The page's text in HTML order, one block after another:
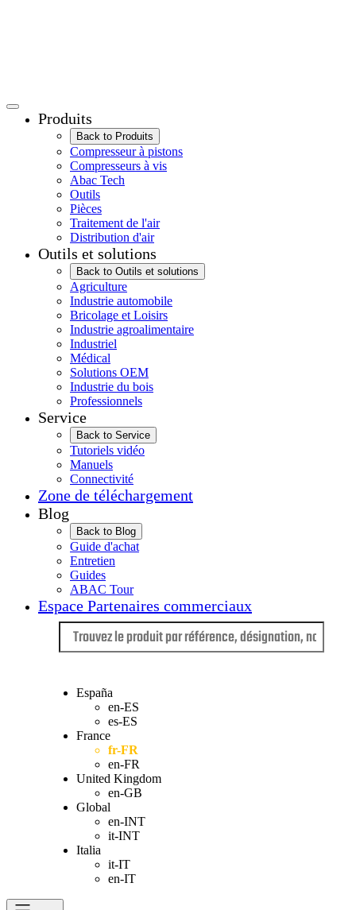
Produits
Back to Produits
Compresseur à pistons
Compresseurs à vis
Abac Tech
Outils
Pièces
Traitement de l'air
Distribution d'air
Outils et solutions
Back to Outils et solutions
Agriculture
Industrie automobile
Bricolage et Loisirs
Industrie agroalimentaire
Industriel
Médical
Solutions OEM
Industrie du bois
Professionnels
Service
Back to Service
Tutoriels vidéo
Manuels
Connectivité
Zone de téléchargement
Blog
Back to Blog
Guide d'achat
Entretien
Guides
ABAC Tour
Espace Partenaires commerciaux
España
en-ES
es-ES
France
fr-FR
en-FR
United Kingdom
en-GB
Global
en-INT
it-INT
Italia
it-IT
en-IT